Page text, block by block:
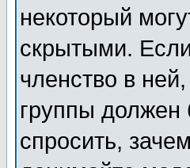
некоторый
скрытыми.
членство в
группы должен
спросить,